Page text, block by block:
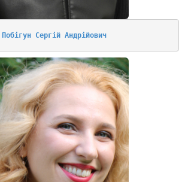
Побігун Сергій Андрійович